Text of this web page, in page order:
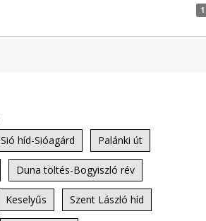
Sió híd-Sióagárd Palánki út
Duna töltés-Bogyiszló rév
Keselyűs Szent László híd